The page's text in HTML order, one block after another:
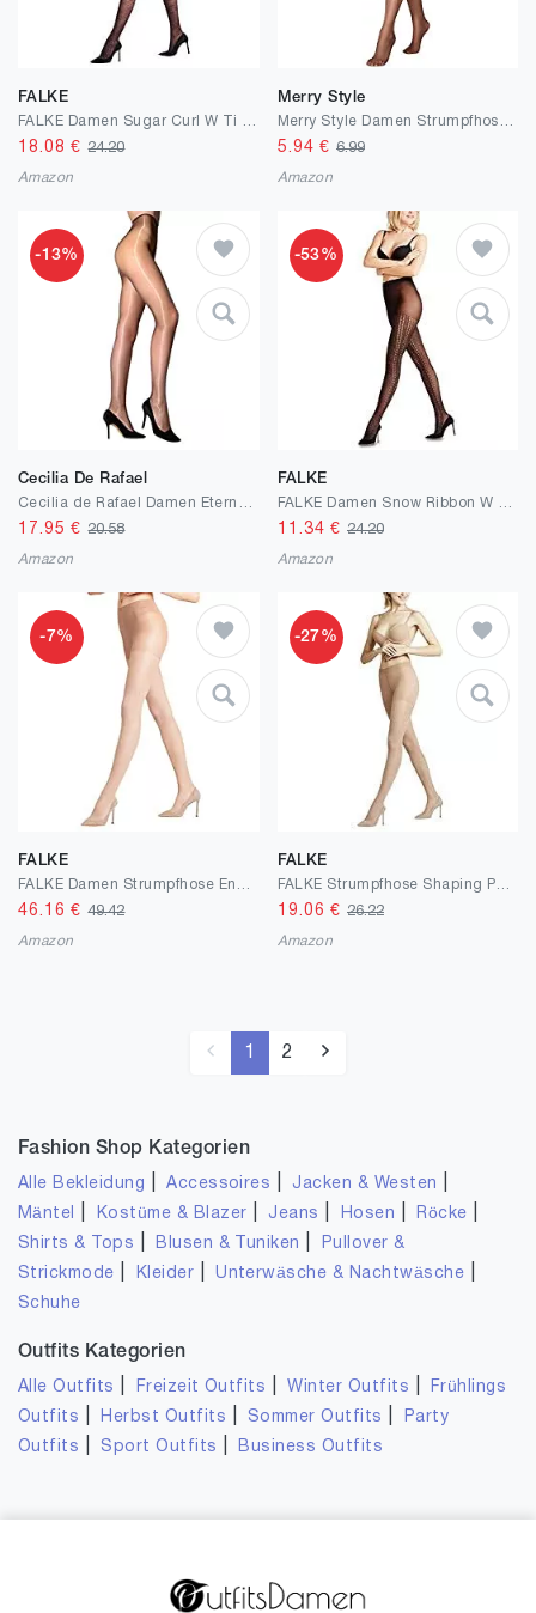
FALKE
18.08 €24.20
Amazon
Merry Style
5.94 € 6.99
Amazon
-13%
Cecilia De Rafael
17.95 €20.58
Amazon
-53%
FALKE
11.34 € 24.20
Amazon
-7%
FALKE
46.16 €49.42
Amazon
-27%
FALKE
19.06 € 26.22
Amazon
1 2
Fashion Shop Kategorien
Alle Bekleidung |Accessoires Jacken & Westen
Mäntel Kostüme & Blazer Jeans Hosen Röcke
Shirts & Tops Blusen & Tuniken
Pullover &
Strickmode
Kleider |Unterwäsche & Nachtwäsche
Schuhe
Outfits Kategorien
Alle Outfits Freizeit Outfits |Winter Outfits
Frühlings
Outfits
Herbst Outfits Sommer Outfits
Party
Outfits
Sport Outfits Business Outfits